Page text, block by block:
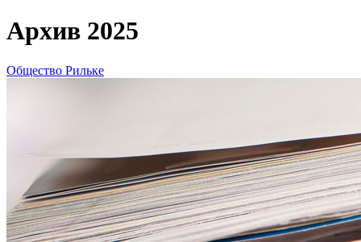
Архив 2025
Общество Рильке